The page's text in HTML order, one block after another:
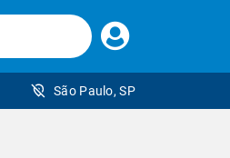
Faça
seu
São Paulo, SP